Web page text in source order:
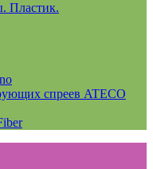
Пластик.
спреев ATECO